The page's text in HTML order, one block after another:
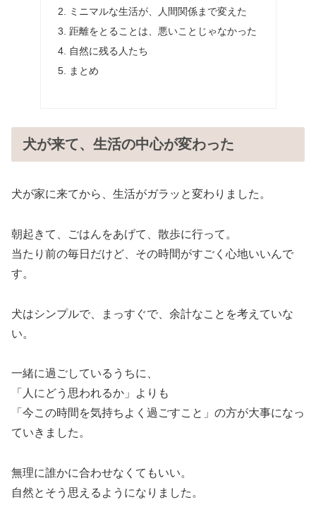
ミニマルな生活が、人間関係まで変えた
距離をとることは、悪いことじゃなかった
自然に残る人たち
まとめ
犬が来て、生活の中心が変わった
犬が家に来てから、生活がガラッと変わりました。
朝起きて、ごはんをあげて、散歩に行って。
当たり前の毎日だけど、その時間がすごく心地いいんで
す。
犬はシンプルで、まっすぐで、余計なことを考えていな
い。
一緒に過ごしているうちに、
「人にどう思われるか」よりも
「今この時間を気持ちよく過ごすこと」の方が大事になっ
ていきました。
無理に誰かに合わせなくてもいい。
自然とそう思えるようになりました。